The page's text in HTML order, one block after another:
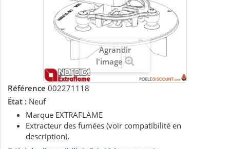
Agrandir
l'image
Référence 002271118
État : Neuf
Marque EXTRAFLAME
Extracteur des fumées (voir compatibilité en
description).